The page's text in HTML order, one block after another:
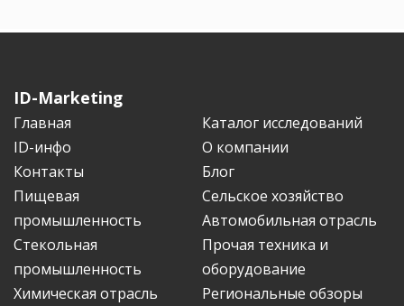
ID-Marketing
Главная
Каталог исследований
ID-инфо
О компании
Контакты
Блог
Пищевая
промышленность
Сельское хозяйство
Автомобильная отрасль
Стекольная
промышленность
Прочая техника и
оборудование
Химическая отрасль
Региональные обзоры